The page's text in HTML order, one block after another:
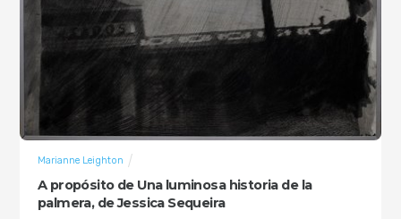
A propósito de Una luminosa historia de la
palmera, de Jessica Sequeira
Marianne Leighton